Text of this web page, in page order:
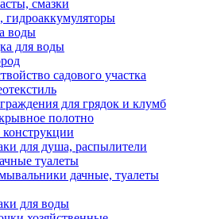
смазки
гидроаккумуляторы
воды
для воды
садового участка
для грядок и клумб
полотно
для душа, распылители
туалеты
дачные, туалеты
для воды